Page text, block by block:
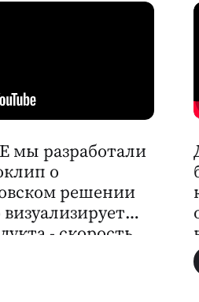
мы разработали
о
решении
- скорость,
от